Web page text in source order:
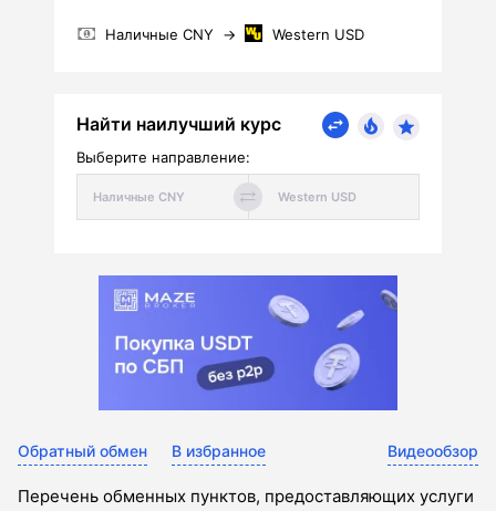
Наличные CNY → Western USD
Найти наилучший курс
Выберите направление:
Обратный обмен В избранное Видеообзор
Перечень обменных пунктов, предоставляющих услуги